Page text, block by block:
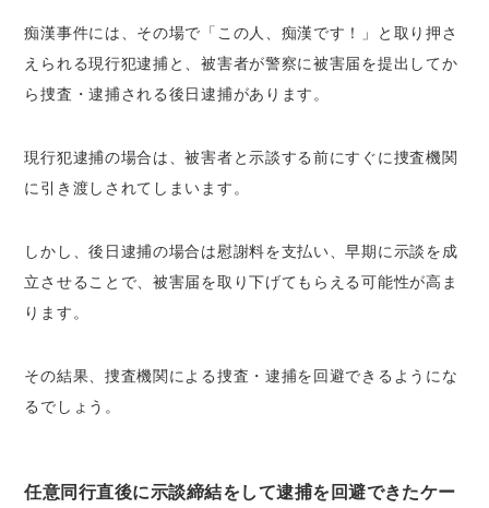
痴漢事件には、その場で「この人、痴漢です！」と取り押さ
えられる現行犯逮捕と、被害者が警察に被害届を提出してか
ら捜査・逮捕される後日逮捕があります。
現行犯逮捕の場合は、被害者と示談する前にすぐに捜査機関
に引き渡しされてしまいます。
しかし、後日逮捕の場合は慰謝料を支払い、早期に示談を成
立させることで、被害届を取り下げてもらえる可能性が高ま
ります。
その結果、捜査機関による捜査・逮捕を回避できるようにな
るでしょう。
任意同行直後に示談締結をして逮捕を回避できたケー